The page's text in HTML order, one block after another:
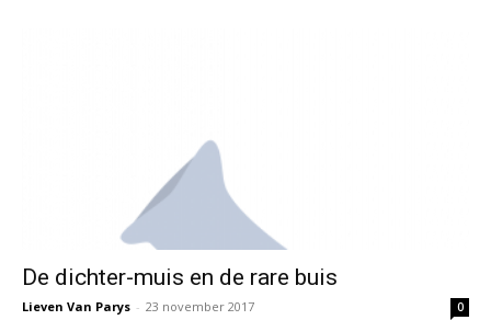
De dichter-muis en de rare buis
Lieven Van Parys - 23 november 2017 0